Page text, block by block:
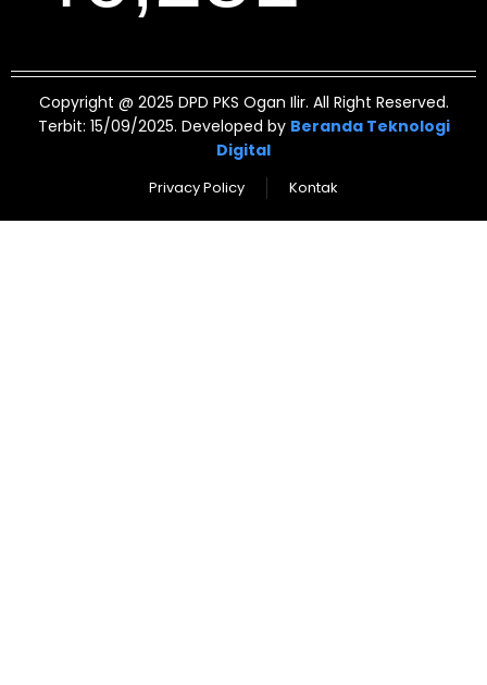
Copyright @ 2025 DPD PKS Ogan Ilir. All Right Reserved.
Terbit: 15/09/2025. Developed by Beranda Teknologi
Digital
Privacy Policy Kontak